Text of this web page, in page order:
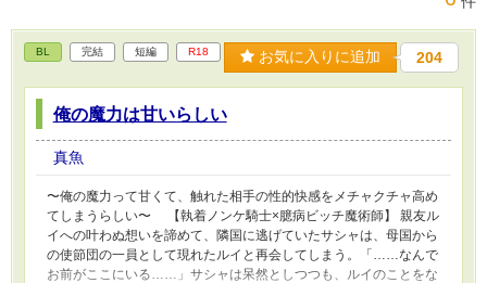
BL 完結 短編 R18 お気に入りに追加 204
俺の魔力は甘いらしい
真魚
〜俺の魔力って甘くて、触れた相手の性的快感をメチャクチャ高め
てしまうらしい〜 【執着ノンケ騎士×臆病ビッチ魔術師】 親友ル
イへの叶わぬ想いを諦めて、隣国に逃げていたサシャは、母国から
の使節団の一員として現れたルイと再会してしまう。「……なんで
お前がここにいる……」サシャは呆然としつつも、ルイのことをな